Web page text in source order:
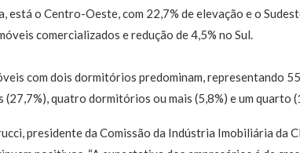
está o Centro-Oeste, com 22,7% de elevação e o
comercializados e redução de 4,5% no Sul.
com dois dormitórios predominam, representando
quatro dormitórios ou mais (5,8%) e um quarto
presidente da Comissão da Indústria Imobiliária da